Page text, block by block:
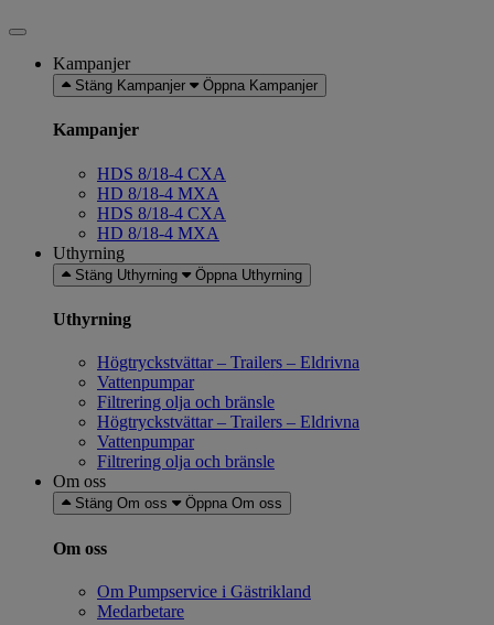
Kampanjer
Stäng Kampanjer Öppna Kampanjer
Kampanjer
HDS 8/18-4 CXA
HD 8/18-4 MXA
HDS 8/18-4 CXA
HD 8/18-4 MXA
Uthyrning
Stäng Uthyrning Öppna Uthyrning
Uthyrning
Högtryckstvättar – Trailers – Eldrivna
Vattenpumpar
Filtrering olja och bränsle
Högtryckstvättar – Trailers – Eldrivna
Vattenpumpar
Filtrering olja och bränsle
Om oss
Stäng Om oss Öppna Om oss
Om oss
Om Pumpservice i Gästrikland
Medarbetare